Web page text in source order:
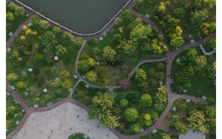
Działki